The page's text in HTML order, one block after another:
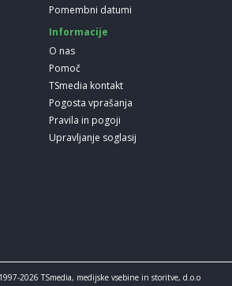
Pomembni datumi
Informacije
O nas
Pomoč
TSmedia kontakt
Pogosta vprašanja
Pravila in pogoji
Upravljanje soglasij
2026 TSmedia, medijske vsebine in storitve, d.o.o